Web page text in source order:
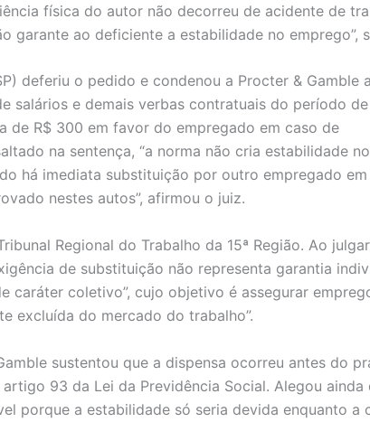
física do autor não decorreu de acidente de
garante ao deficiente a estabilidade no emprego”,
deferiu o pedido e condenou a Procter & Gamble
salários e demais verbas contratuais do período de
de R$ 300 em favor do empregado em caso de
na sentença, “a norma não cria estabilidade no
há imediata substituição por outro empregado
nestes autos”, afirmou o juiz.
Regional do Trabalho da 15ª Região. Ao
de substituição não representa garantia
caráter coletivo”, cujo objetivo é assegurar
excluída do mercado do trabalho”.
sustentou que a dispensa ocorreu antes do
93 da Lei da Previdência Social. Alegou ainda
porque a estabilidade só seria devida enquanto a